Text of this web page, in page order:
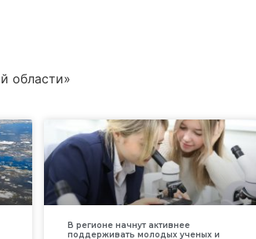
области»
В регионе начнут активнее
поддерживать молодых ученых и